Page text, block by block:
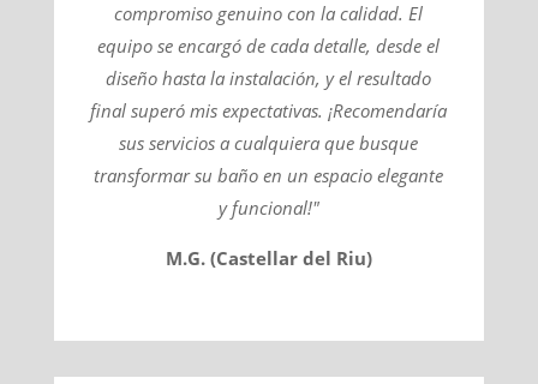
compromiso genuino con la calidad. El
equipo se encargó de cada detalle, desde el
diseño hasta la instalación, y el resultado
final superó mis expectativas. ¡Recomendaría
sus servicios a cualquiera que busque
transformar su baño en un espacio elegante
y funcional!"
M.G. (Castellar del Riu)